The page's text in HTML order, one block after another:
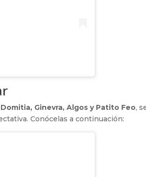
Ginevra, Algos y Patito Feo,
Conócelas a continuación: